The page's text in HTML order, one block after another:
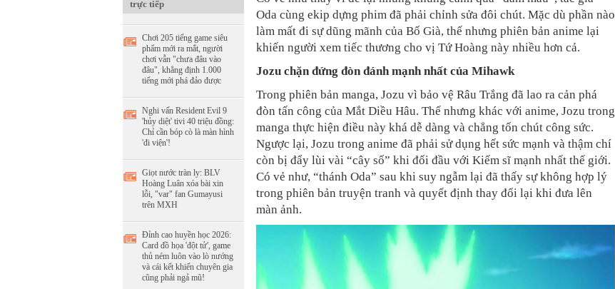
trực tiếp
Chơi 205 tiếng game siêu
phẩm mới ra mắt, người
chơi vẫn "chưa đâu vào
đâu", khẳng định 1.000
tiếng mới phá đảo được
Nghi vấn Resident Evil 9
'hủy diệt' tivi 40 triệu đồng:
Chỉ cần bóp cò là màn hình
'đi viện'!
Giọt nước tràn ly: BLV
Hoàng Luân xóa bài xin
lỗi, "var" fan Gumayusi
trên MXH
Đỉnh cao huyền học 2026:
Card đồ họa 'đột tử', game
thủ ném luôn vào lò nướng
và cái kết khiến chuyên gia
cũng phải ngả mũ!
Oda cùng ekip dựng phim đã phải chỉnh sửa đôi chút. Mặc dù phần nào
làm mất đi sự dũng mãnh của Bố Già, thế nhưng phiên bản anime lại
khiến người xem tiếc thương cho vị Tứ Hoàng này nhiều hơn cả.
Jozu chặn đứng đòn đánh mạnh nhất của Mihawk
Trong phiên bản manga, Jozu vì bảo vệ Râu Trắng đã lao ra cản phá
đòn tấn công của Mắt Diều Hâu. Thế nhưng khác với anime, Jozu trong
manga thực hiện điều này khá dễ dàng và chẳng tốn chút công sức.
Ngược lại, Jozu trong anime đã phải sử dụng hết sức mạnh và thậm chí
còn bị đẩy lùi vài “cây số” khi đối đầu với Kiếm sĩ mạnh nhất thế giới.
Có vẻ như, “thánh Oda” sau khi suy ngẫm lại đã thấy sự không hợp lý
trong phiên bản truyện tranh và quyết định thay đổi lại khi đưa lên
màn ảnh.